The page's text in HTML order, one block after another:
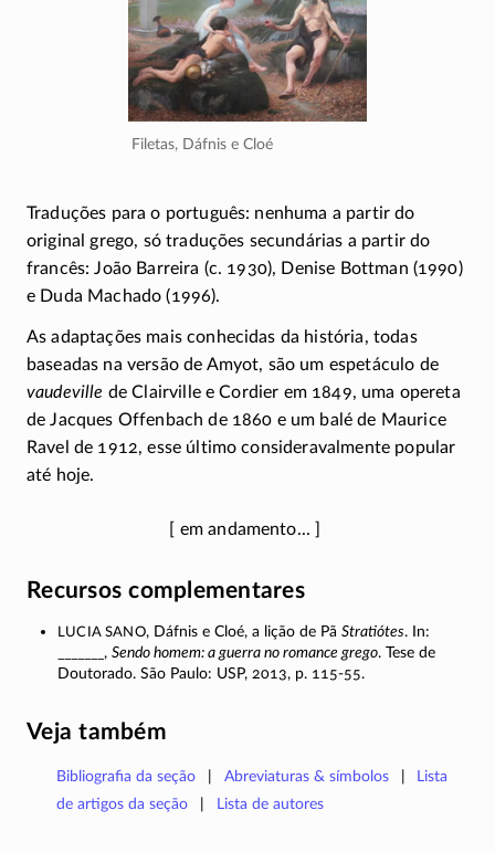
Filetas, Dáfnis e Cloé
Traduções para o português: nenhuma a partir do
original grego, só traduções secundárias a partir do
francês: João Barreira (c. 1930), Denise Bottman (1990)
e Duda Machado (1996).
As adaptações mais conhecidas da história, todas
baseadas na versão de Amyot, são um espetáculo de
vaudeville de Clairville e Cordier em 1849, uma opereta
de Jacques Offenbach de 1860 e um balé de Maurice
Ravel de 1912, esse último consideravalmente popular
até hoje.
Recursos complementares
Lucia Sano, Dáfnis e Cloé, a lição de Pã Stratiótes. In:
_______, Sendo homem: a guerra no romance grego. Tese de
Doutorado. São Paulo: USP, 2013, p. 115-55.
Veja também
Bibliografia da seção Abreviaturas & símbolos
Lista
de artigos da seção
Lista de autores